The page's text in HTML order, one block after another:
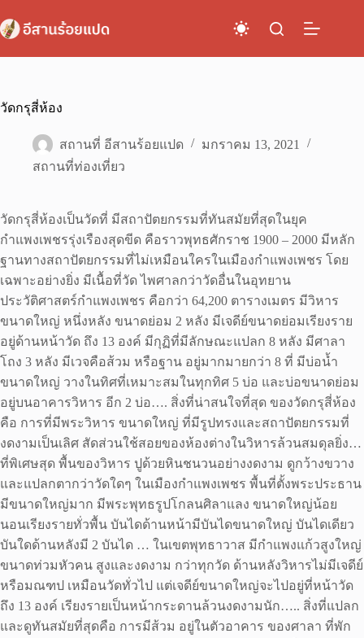
to
content
วัดกรุสี่ห้อง
สถานที่ อีสานร้อยแปด
มกราคม 13, 2021
สถานที่ท่องเที่ยว
วัดกรุสี่ห้องเป็นวัดที่ มีสถาปัตยกรรมที่ทันสมัยที่สุดในยุค
กำแพงเพชรรุ่งเรืองสุดขีด คือราวพุทธศักราช 1900 – 2000 มีหลัก
ฐานทางสถาปัตยกรรมที่ไม่เหมือนใครในเมืองกำแพงเพชร โดย
เฉพาะอย่างยิ่ง มีเนื้อที่วัด ไพศาลกว่าวัดอื่นในอุทยาน
ประวัติศาสตร์กำแพงเพชร คือกว่า 64,200 ตารางเมตร มีวิหาร
ขนาดใหญ่ หนึ่งหลัง ขนาดย่อม 2 หลัง มีเจดีย์ขนาดย่อมเรียงราย
อยู่ด้านหน้าวัด ถึง 13 องค์ มีกุฏิที่มีลักษณะแปลก 8 หลัง มีศาลา
โถง 3 หลัง มีเวจคือส้วม หรือฐาน อยู่มากมายกว่า 8 ที่ มีบ่อน้ำ
ขนาดใหญ่ วางในทิศที่เหมาะสมในทุกทิศ 5 บ่อ และบ่อขนาดย่อม
อยู่บนอาคารวิหาร อีก 2 บ่อ…. สิ่งที่น่าสนใจที่สุด ของวัดกรุสี่ห้อง
คือ การที่มีพระวิหาร ขนาดใหญ่ ที่มีรูปทรงและสถาปัตยกรรมที่
งดงามเป็นเลิศ สัดส่วนใช้สอยของห้องต่างในวิหารล้วนสมดุลยิ่ง…
ที่พิเศษสุด พื้นของวิหาร ปูด้วยหินชนวนอย่างงดงาม ดูกว้างขวาง
และแปลกตากว่าวัดใดๆ ในเมืองกำแพงเพชร พื้นที่ตั้งพระประธาน
มีขนาดใหญ่มาก มีพระพุทธรูปโกลนศิลาแลง ขนาดใหญ่น้อย
นอนเรียงรายทั่วพื้น บันไดด้านหน้ามีบันไดขนาดใหญ่ บันไดเดียว
บันใดด้านหลังมี 2 บันได … ในเขตพุทธาวาส มีกำแพงแก้วสูงใหญ่
ขนาดท่วมหัวคน สูงและงดงาม กว่าทุกวัด ด้านหลังวิหารไม่มีเจดีย์
หรือมณฑป เหมือนวัดทั่วไป แต่เจดีย์ขนาดใหญ่จะไปอยู่ที่หน้าวัด
ถึง 13 องค์ เรียงรายเป็นหน้ากระดานล้วนงดงามนัก….. สิ่งที่แปลก
และดูทันสมัยที่สุดคือ การมีส้วม อยู่ในตัวอาคาร ของศาลา ที่พัก